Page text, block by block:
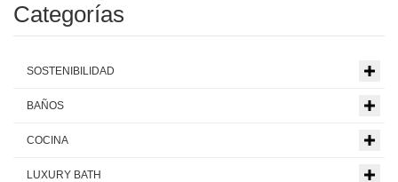
Categorías
SOSTENIBILIDAD
BAÑOS
COCINA
LUXURY BATH